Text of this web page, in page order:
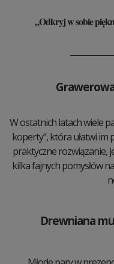
„Odkryj w sobie
W ostatnich latach wiele
koperty“, która ułatwi im
praktyczne rozwiązanie,
kilka fajnych pomysłów
Drewniana